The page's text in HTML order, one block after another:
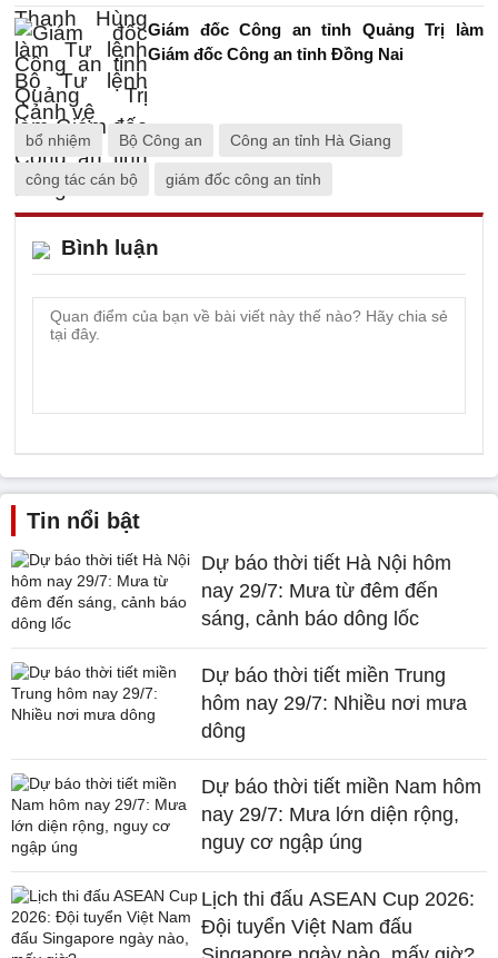
Giám đốc Công an tỉnh Quảng Trị làm
Giám đốc Công an tỉnh Đồng Nai
bổ nhiệm Bộ Công an Công an tỉnh Hà Giang
công tác cán bộ giám đốc công an tỉnh
Bình luận
Tin nổi bật
Dự báo thời tiết Hà Nội hôm
nay 29/7: Mưa từ đêm đến
sáng, cảnh báo dông lốc
Dự báo thời tiết miền Trung
hôm nay 29/7: Nhiều nơi mưa
dông
Dự báo thời tiết miền Nam hôm
nay 29/7: Mưa lớn diện rộng,
nguy cơ ngập úng
Lịch thi đấu ASEAN Cup 2026:
Đội tuyển Việt Nam đấu